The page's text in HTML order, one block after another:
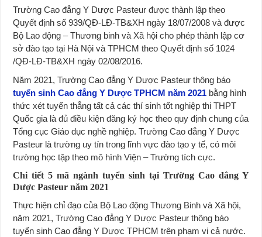
Trường Cao đẳng Y Dược Pasteur được thành lập theo
Quyết định số 939/QĐ-LĐ-TB&XH ngày 18/07/2008 và được
Bộ Lao động – Thương binh và Xã hội cho phép thành lập cơ
sở đào tạo tại Hà Nội và TPHCM theo Quyết định số 1024
/QĐ-LĐ-TB&XH ngày 02/08/2016.
Năm 2021, Trường Cao đẳng Y Dược Pasteur thông báo
tuyển sinh Cao đẳng Y Dược TPHCM năm 2021 bằng hình
thức xét tuyển thẳng tất cả các thí sinh tốt nghiệp thi THPT
Quốc gia là đủ điều kiện đăng ký học theo quy định chung của
Tổng cục Giáo dục nghề nghiệp. Trường Cao đẳng Y Dược
Pasteur là trường uy tín trong lĩnh vực đào tạo y tế, có môi
trường học tập theo mô hình Viện – Trường tích cực.
Chi tiết 5 mã ngành tuyển sinh tại Trường Cao đẳng Y
Dược Pasteur năm 2021
Thực hiện chỉ đạo của Bộ Lao động Thương Binh và Xã hội,
năm 2021, Trường Cao đẳng Y Dược Pasteur thông báo
tuyển sinh Cao đẳng Y Dược TPHCM trên phạm vi cả nước.